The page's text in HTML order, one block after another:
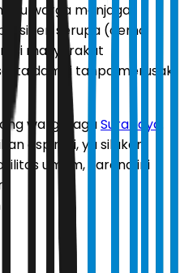
warga menjaga
insiden serupa (demo
masyarakat
damai tanpa merusak
warga jagaSurabaya
aspirasi, ya silakan,
umum, karena ini